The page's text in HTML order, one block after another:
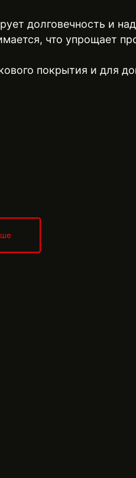
долговечность и
что упрощает
покрытия и для